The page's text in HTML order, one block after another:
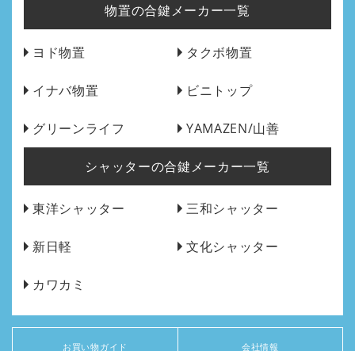
物置の合鍵メーカー一覧
ヨド物置 タクボ物置
イナバ物置 ビニトップ
グリーンライフ YAMAZEN/山善
シャッターの合鍵メーカー一覧
東洋シャッター 三和シャッター
新日軽 文化シャッター
カワカミ
お買い物ガイド 会社情報